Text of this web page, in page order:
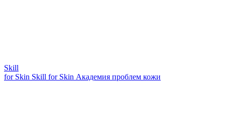
Skill
for Skin Skill for Skin Академия проблем кожи